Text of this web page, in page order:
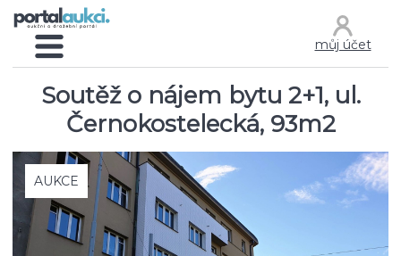
Soutěž o nájem bytu 2+1, ul.
Černokostelecká, 93m2
AUKCE
můj účet